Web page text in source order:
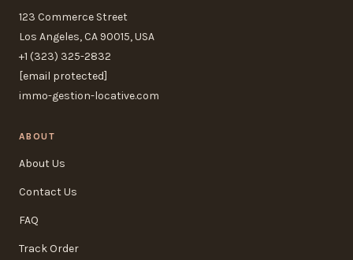
123 Commerce Street
Los Angeles, CA 90015, USA
+1 (323) 325-2832
[email protected]
immo-gestion-locative.com
ABOUT
About Us
Contact Us
FAQ
Track Order